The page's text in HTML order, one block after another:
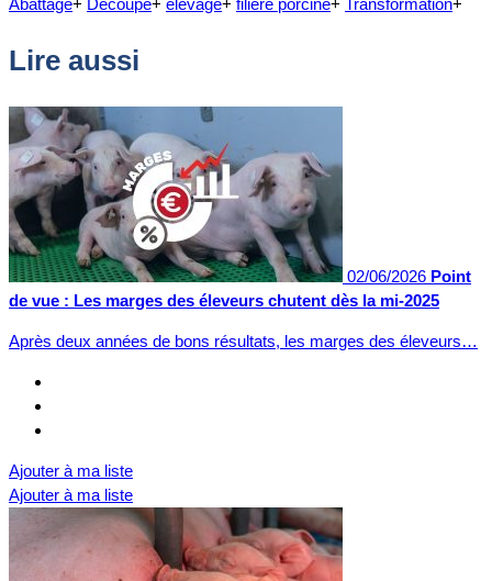
Lire aussi
02/06/2026 Point
de vue : Les marges des éleveurs chutent dès la mi-2025
Après deux années de bons résultats, les marges des éleveurs…
Ajouter à ma liste
Ajouter à ma liste